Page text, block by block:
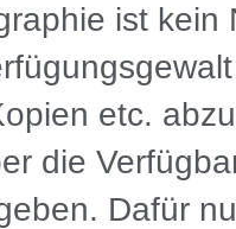
ist kein
etc.
die
Dafür